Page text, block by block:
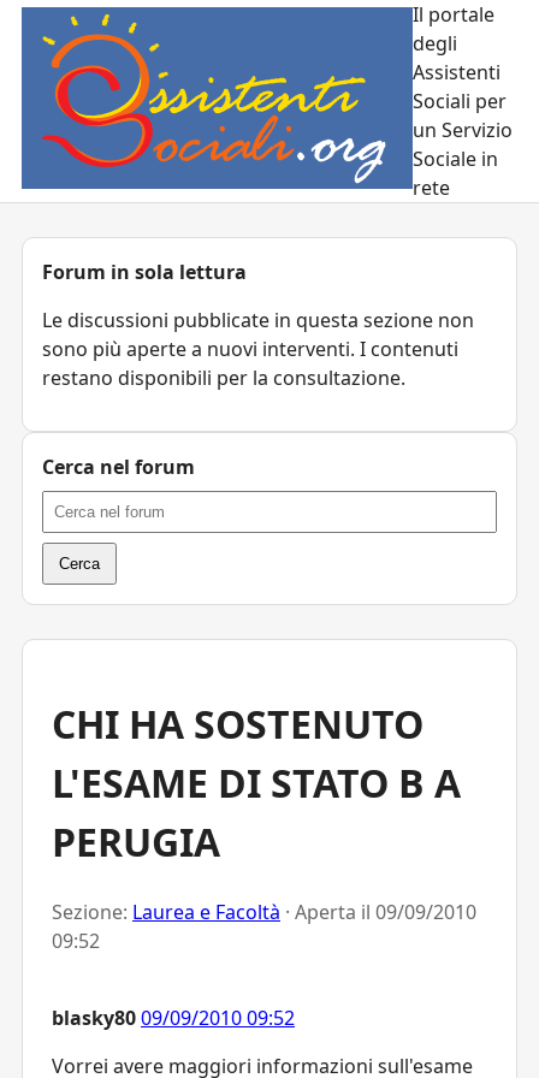
Il portale
degli
Assistenti
Sociali per
un Servizio
Sociale in
rete
CHI HA SOSTENUTO
L'ESAME DI STATO B A
PERUGIA
Sezione: Laurea e Facoltà · Aperta il 09/09/2010
09:52
blasky8009/09/2010 09:52
Vorrei avere maggiori informazioni sull'esame
Forum in sola lettura
Le discussioni pubblicate in questa sezione non
sono più aperte a nuovi interventi. I contenuti
restano disponibili per la consultazione.
Cerca nel forum
Cerca